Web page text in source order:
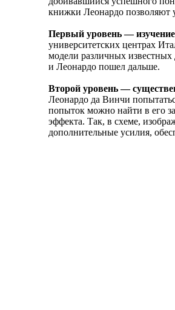
книжки Леонардо позволяют
Первый уровень — изучение
университетских центрах
модели различных
и Леонардо пошел дальше.
Второй уровень —
Леонардо да Винчи
попыток можно найти в его
эффекта. Так, в схеме,
дополнительные усилия,